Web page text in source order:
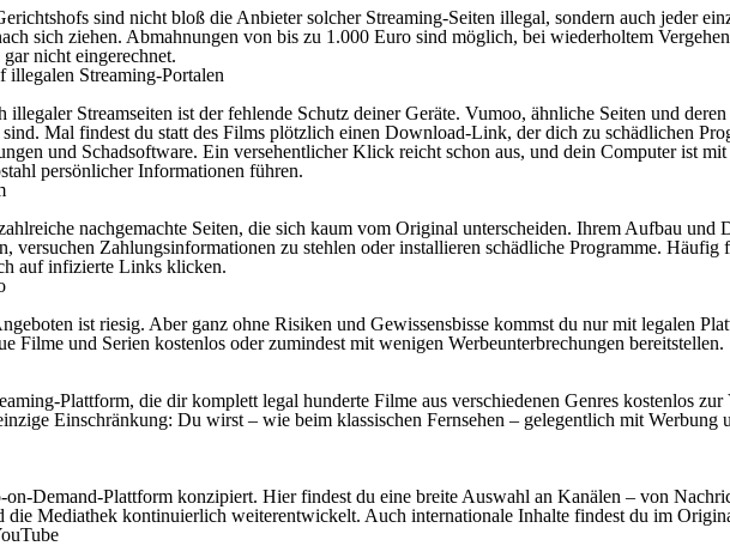
sind nicht bloß die Anbieter solcher Streaming-Seiten illegal, sondern auch jeder
sich ziehen. Abmahnungen von bis zu 1.000 Euro sind möglich, bei wiederholtem
nicht eingerechnet.
Streaming-Portalen
Streamseiten ist der fehlende Schutz deiner Geräte. Vumoo, ähnliche Seiten und
Mal findest du statt des Films plötzlich einen Download-Link, der dich zu schädlichen
und Schadsoftware. Ein versehentlicher Klick reicht schon aus, und dein Computer ist
persönlicher Informationen führen.
nachgemachte Seiten, die sich kaum vom Original unterscheiden. Ihrem Aufbau
versuchen Zahlungsinformationen zu stehlen oder installieren schädliche Programme.
auf infizierte Links klicken.
ist riesig. Aber ganz ohne Risiken und Gewissensbisse kommst du nur mit legalen
Filme und Serien kostenlos oder zumindest mit wenigen Werbeunterbrechungen bereitstellen.
Plattform, die dir komplett legal hunderte Filme aus verschiedenen Genres kostenlos
Einschränkung: Du wirst – wie beim klassischen Fernsehen – gelegentlich mit
Demand-Plattform konzipiert. Hier findest du eine breite Auswahl an Kanälen – von
Mediathek kontinuierlich weiterentwickelt. Auch internationale Inhalte findest du im